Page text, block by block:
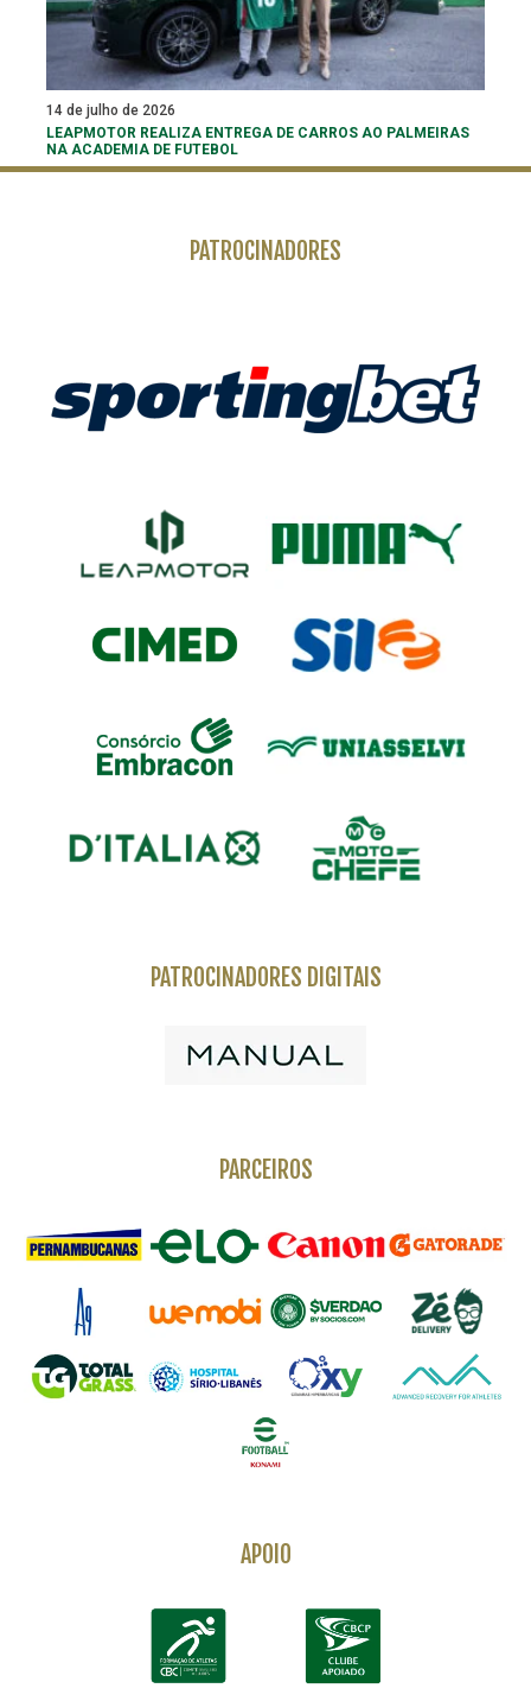
14 de julho de 2026
LEAPMOTOR REALIZA ENTREGA DE CARROS AO PALMEIRAS
NA ACADEMIA DE FUTEBOL
PATROCINADORES
PATROCINADORES DIGITAIS
PARCEIROS
APOIO